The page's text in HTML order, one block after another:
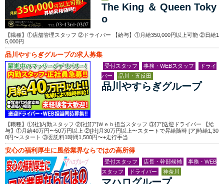
The King ＆ Queen Toky
o
【職種】①店舗管理スタッフ ②ドライバー 【給与】①月給350,000円以上可能 ②日給1
5,000円
品川やすらぎグループの求人募集
受付スタッフ 事務・WEBスタッフ
ドライ
バー
品川・五反田
品川やすらぎグループ
【職種】①[社]内勤スタッフ ②[社][ア]Ｗｅｂ担当スタッフ ③[ア]送迎ドライバー 【給
与】①月給40万円〜50万円以上 ②[社]月30万円以上〜スタートで昇給随時 [ア]時給1,30
0円〜スタート ③委託料1時間1,500円〜+走行手当
安心の福利厚生に風俗業界ならではの高所得
受付スタッフ 店長・幹部候補
事務・WEB
スタッフ
ドライバー 神奈川